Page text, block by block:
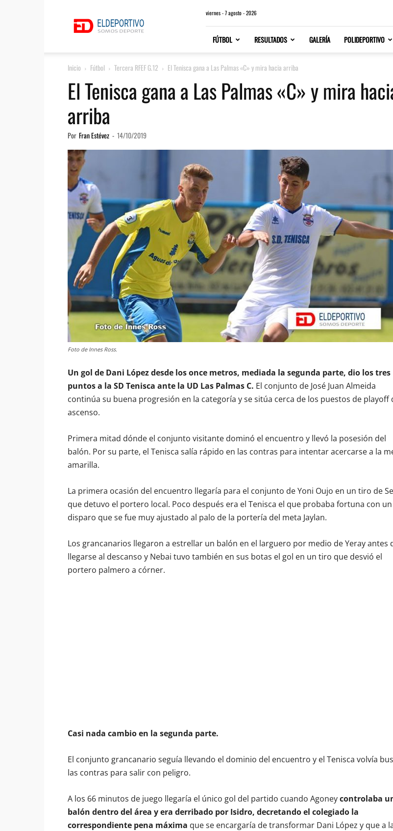
viernes - 7 agosto - 2026
FÚTBOL RESULTADOS GALERÍA POLIDEPORTIVO
Inicio Fútbol Tercera RFEF G.12 El Tenisca gana a Las Palmas «C» y mira hacia arriba
El Tenisca gana a Las Palmas «C» y mira
arriba
Por Fran Estévez - 14/10/2019
Foto de Innes Ross.
Un gol de Dani López desde los once metros, mediada la segunda parte, dio los tres
puntos a la SD Tenisca ante la UD Las Palmas C. El conjunto de José Juan Almeida
continúa su buena progresión en la categoría y se sitúa cerca de los puestos de playoff
ascenso.
Primera mitad dónde el conjunto visitante dominó el encuentro y llevó la posesión del
balón. Por su parte, el Tenisca salía rápido en las contras para intentar acercarse a la
amarilla.
La primera ocasión del encuentro llegaría para el conjunto de Yoni Oujo en un tiro de
que detuvo el portero local. Poco después era el Tenisca el que probaba fortuna con un
disparo que se fue muy ajustado al palo de la portería del meta Jaylan.
Los grancanarios llegaron a estrellar un balón en el larguero por medio de Yeray antes
llegarse al descanso y Nebai tuvo también en sus botas el gol en un tiro que desvió el
portero palmero a córner.
Casi nada cambio en la segunda parte.
El conjunto grancanario seguía llevando el dominio del encuentro y el Tenisca volvía
las contras para salir con peligro.
A los 66 minutos de juego llegaría el único gol del partido cuando Agoneycontrolaba
balón dentro del área y era derribado por Isidro, decretando el colegiado la
correspondiente pena máxima que se encargaría de transformar Dani López y que a